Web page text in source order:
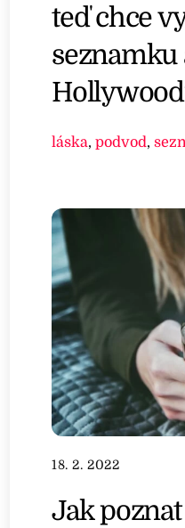
teď chce
seznamku
láska,podvod,
18. 2. 2022
Jak